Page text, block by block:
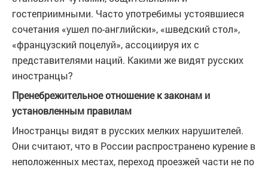
гостеприимными. Часто употребимы устоявшиеся
сочетания «ушел по-английски», «шведский стол»,
«французский поцелуй», ассоциируя их с
представителями наций. Какими же видят русских
иностранцы?
Пренебрежительное отношение к законам и
установленным правилам
Иностранцы видят в русских мелких нарушителей.
Они считают, что в России распространено курение в
неположенных местах, переход проезжей части не по